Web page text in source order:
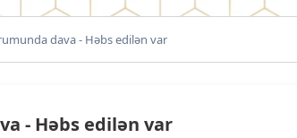
dava - Həbs edilən var
- Həbs edilən var